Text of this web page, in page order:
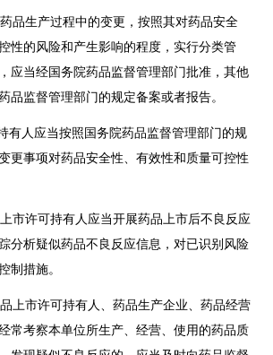
品生产过程中的变更，按照其对药品安全
性的风险和产生影响的程度，实行分类管
应当经国务院药品监督管理部门批准，其他
品监督管理部门的规定备案或者报告。
有人应当按照国务院药品监督管理部门的规
更事项对药品安全性、有效性和质量可控性
市许可持有人应当开展药品上市后不良反应
分析疑似药品不良反应信息，对已识别风险
制措施。
上市许可持有人、药品生产企业、药品经营
常考察本单位所生产、经营、使用的药品质